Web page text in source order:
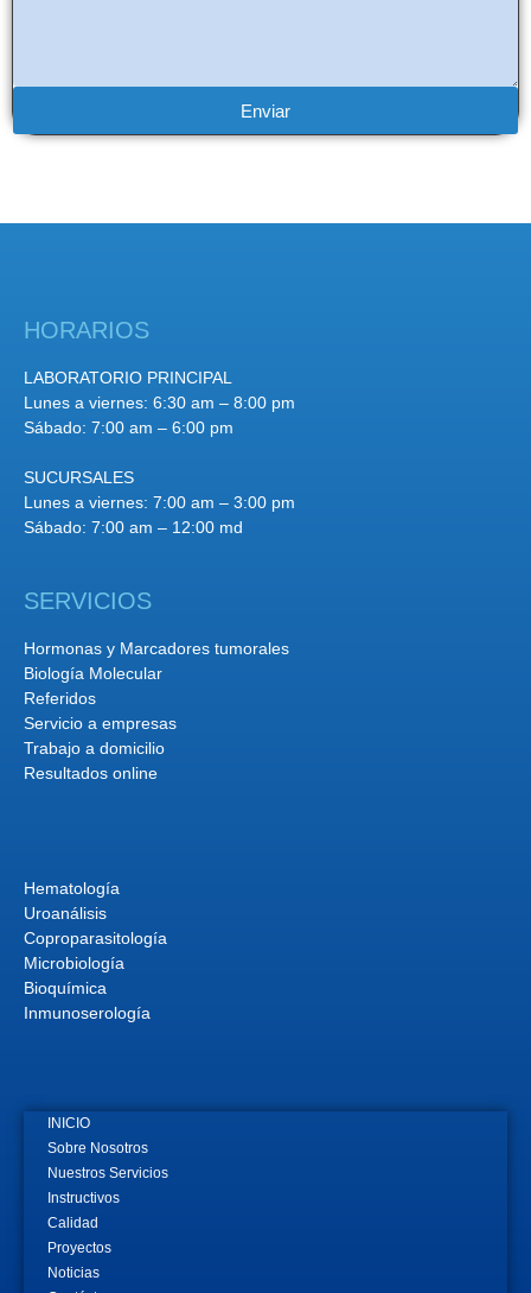
Enviar
HORARIOS
LABORATORIO PRINCIPAL
Lunes a viernes: 6:30 am – 8:00 pm
Sábado: 7:00 am – 6:00 pm
SUCURSALES
Lunes a viernes: 7:00 am – 3:00 pm
Sábado: 7:00 am – 12:00 md
SERVICIOS
Hormonas y Marcadores tumorales
Biología Molecular
Referidos
Servicio a empresas
Trabajo a domicilio
Resultados online
Hematología
Uroanálisis
Coproparasitología
Microbiología
Bioquímica
Inmunoserología
INICIO
Sobre Nosotros
Nuestros Servicios
Instructivos
Calidad
Proyectos
Noticias